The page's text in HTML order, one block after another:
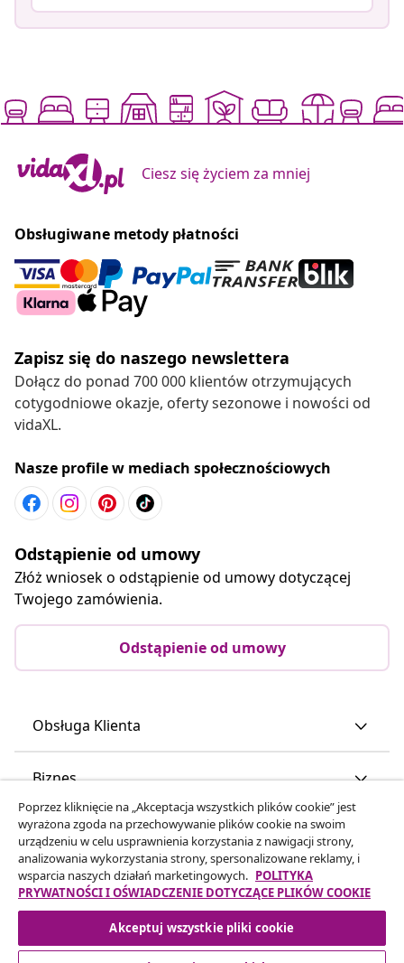
Ciesz się życiem za mniej
Obsługiwane metody płatności
Zapisz się do naszego newslettera
Dołącz do ponad 700 000 klientów otrzymujących
cotygodniowe okazje, oferty sezonowe i nowości od
vidaXL.
Nasze profile w mediach społecznościowych
Odstąpienie od umowy
Złóż wniosek o odstąpienie od umowy dotyczącej
Twojego zamówienia.
Odstąpienie od umowy
Obsługa Klienta
Biznes
vidaXL
Odkryj więcej
Poprzez kliknięcie na „Akceptacja wszystkich plików cookie” jest
wyrażona zgoda na przechowywanie plików cookie na swoim
urządzeniu w celu usprawnienia korzystania z nawigacji strony,
analizowania wykorzystania strony, spersonalizowane reklamy, i
wsparcia naszych działań marketingowych. POLITYKA
PRYWATNOŚCI I OŚWIADCZENIE DOTYCZĄCE PLIKÓW COOKIE
Akceptuj wszystkie pliki cookie